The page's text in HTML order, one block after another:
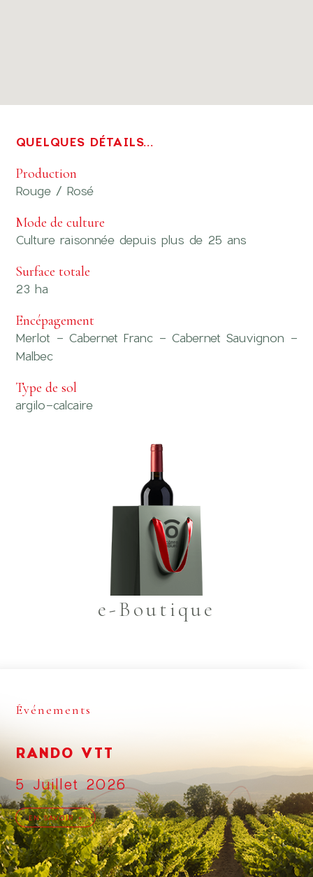
QUELQUES DÉTAILS...
Production
Rouge / Rosé
Mode de culture
Culture raisonnée depuis plus de 25 ans
Surface totale
23 ha
Encépagement
Merlot - Cabernet Franc - Cabernet Sauvignon -
Malbec
Type de sol
argilo-calcaire
e-Boutique
Événements
RANDO VTT
5 Juillet 2026
EN SAVOIR +